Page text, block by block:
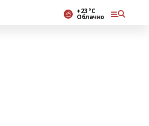
+23 °С
Облачно